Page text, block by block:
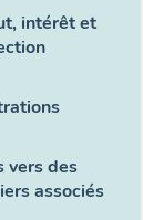
intérêt et
vers des
associés